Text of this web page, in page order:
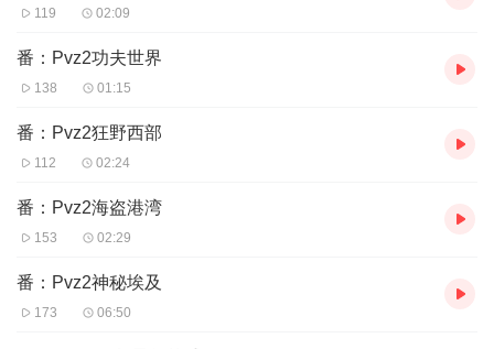
119 02:09
番：Pvz2功夫世界
138 01:15
番：Pvz2狂野西部
112 02:24
番：Pvz2海盗港湾
153 02:29
番：Pvz2神秘埃及
173 06:50